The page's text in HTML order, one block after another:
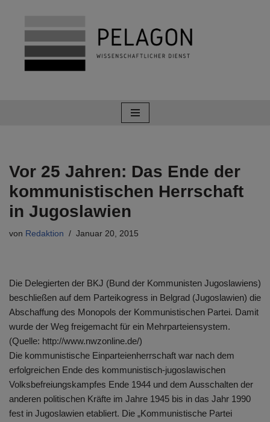
Zum
Inhalt
springen
Vor 25 Jahren: Das Ende der
kommunistischen Herrschaft
in Jugoslawien
von Redaktion Januar 20, 2015
Die Delegierten der BKJ (Bund der Kommunisten Jugoslawiens)
beschließen auf dem Parteikogress in Belgrad (Jugoslawien) die
Abschaffung des Monopols der Kommunistischen Partei. Damit
wurde der Weg freigemacht für ein Mehrparteiensystem.
(Quelle: http://www.nwzonline.de/)
Die kommunistische Einparteienherrschaft war nach dem
erfolgreichen Ende des kommunistisch-jugoslawischen
Volksbefreiungskampfes Ende 1944 und dem Ausschalten der
anderen politischen Kräfte im Jahre 1945 bis in das Jahr 1990
fest in Jugoslawien etabliert. Die „Kommunistische Partei